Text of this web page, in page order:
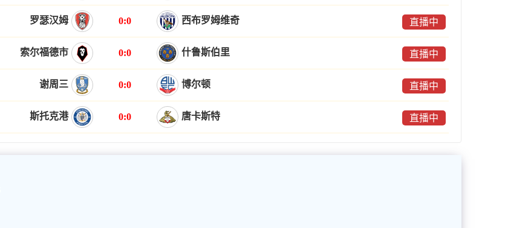
罗瑟汉姆 0:0 西布罗姆维奇 直播中
索尔福德市 0:0 什鲁斯伯里 直播中
谢周三 0:0 博尔顿 直播中
斯托克港 0:0 唐卡斯特 直播中